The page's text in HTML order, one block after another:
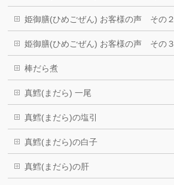
姫御膳(ひめごぜん) お客様の声 その２
姫御膳(ひめごぜん) お客様の声 その３
棒だら煮
真鱈(まだら) 一尾
真鱈(まだら)の塩引
真鱈(まだら)の白子
真鱈(まだら)の肝